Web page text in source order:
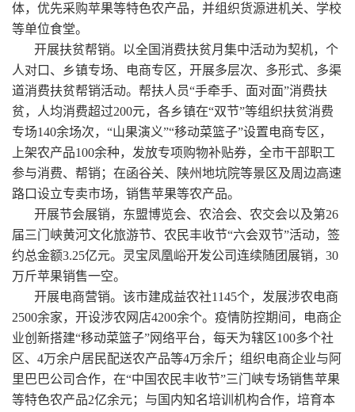
体，优先采购苹果等特色农产品，并组织货源进机关、学校
等单位食堂。
开展扶贫帮销。以全国消费扶贫月集中活动为契机，个
人对口、乡镇专场、电商专区，开展多层次、多形式、多渠
道消费扶贫帮销活动。帮扶人员“手牵手、面对面”消费扶
贫，人均消费超过200元，各乡镇在“双节”等组织扶贫消费
专场140余场次，“山果演义”“移动菜篮子”设置电商专区，
上架农产品100余种，发放专项购物补贴券，全市干部职工
参与消费、帮销；在函谷关、陕州地坑院等景区及周边高速
路口设立专卖市场，销售苹果等农产品。
开展节会展销，东盟博览会、农洽会、农交会以及第26
届三门峡黄河文化旅游节、农民丰收节“六会双节”活动，签
约总金额3.25亿元。灵宝凤凰峪开发公司连续随团展销，30
万斤苹果销售一空。
开展电商营销。该市建成益农社1145个，发展涉农电商
2500余家，开设涉农网店4200余个。疫情防控期间，电商企
业创新搭建“移动菜篮子”网络平台，每天为辖区100多个社
区、4万余户居民配送农产品等4万余斤；组织电商企业与阿
里巴巴公司合作，在“中国农民丰收节”三门峡专场销售苹果
等特色农产品2亿余元；与国内知名培训机构合作，培育本